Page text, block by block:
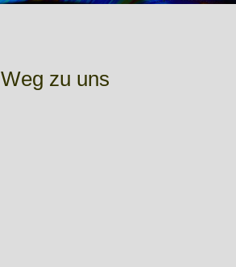
Weg zu uns